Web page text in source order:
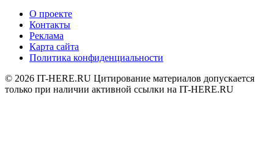
О проекте
Контакты
Реклама
Карта сайта
Политика конфиденциальности
© 2026 IT-HERE.RU Цитирование материалов допускается
только при наличии активной ссылки на IT-HERE.RU